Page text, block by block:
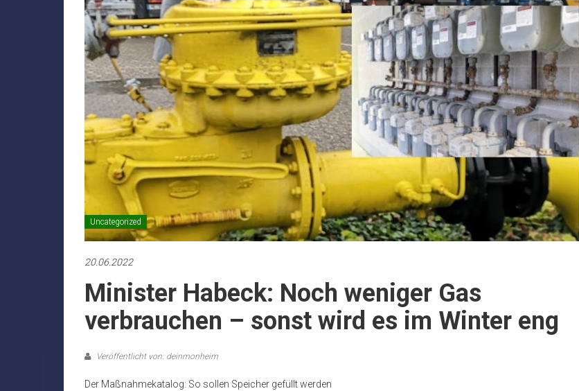
Uncategorized
20.06.2022
Minister Habeck: Noch weniger Gas
verbrauchen – sonst wird es im Winter eng
Veröffentlicht von: deinmonheim
Der Maßnahmekatalog: So sollen Speicher gefüllt werden